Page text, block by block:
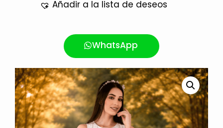
Añadir a la lista de deseos
WhatsApp